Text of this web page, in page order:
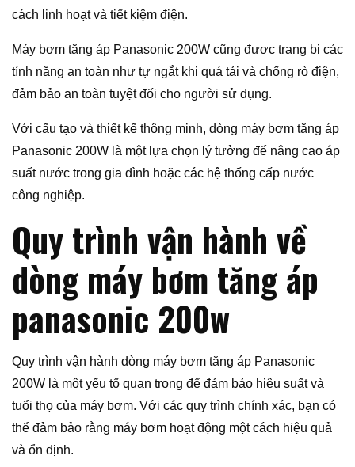
cách linh hoạt và tiết kiệm điện.
Máy bơm tăng áp Panasonic 200W cũng được trang bị các
tính năng an toàn như tự ngắt khi quá tải và chống rò điện,
đảm bảo an toàn tuyệt đối cho người sử dụng.
Với cấu tạo và thiết kế thông minh, dòng máy bơm tăng áp
Panasonic 200W là một lựa chọn lý tưởng để nâng cao áp
suất nước trong gia đình hoặc các hệ thống cấp nước
công nghiệp.
Quy trình vận hành về
dòng máy bơm tăng áp
panasonic 200w
Quy trình vận hành dòng máy bơm tăng áp Panasonic
200W là một yếu tố quan trọng để đảm bảo hiệu suất và
tuổi thọ của máy bơm. Với các quy trình chính xác, bạn có
thể đảm bảo rằng máy bơm hoạt động một cách hiệu quả
và ổn định.